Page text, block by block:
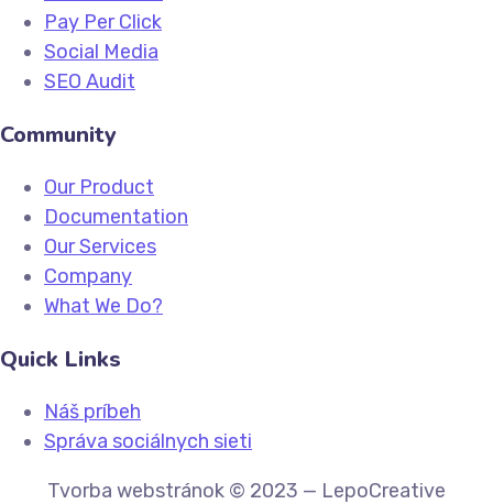
Pay Per Click
Social Media
SEO Audit
Community
Our Product
Documentation
Our Services
Company
What We Do?
Quick Links
Náš príbeh
Správa sociálnych sieti
Tvorba webstránok © 2023 — LepoCreative